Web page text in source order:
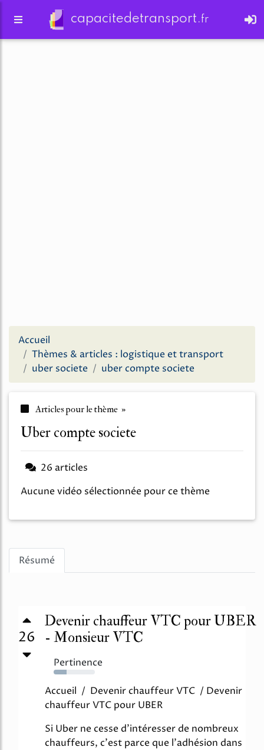
capacitedetransport.fr
Accueil
Thèmes & articles : logistique et transport
uber societe
uber compte societe
Articles pour le thème »
uber compte societe
26 articles
Aucune vidéo sélectionnée pour ce thème
Résumé
26
Devenir chauffeur VTC pour UBER
- Monsieur VTC
Pertinence
31%
Accueil / Devenir chauffeur VTC / Devenir
chauffeur VTC pour UBER
Si Uber ne cesse d'intéresser de nombreux
chauffeurs, c'est parce que l'adhésion dans